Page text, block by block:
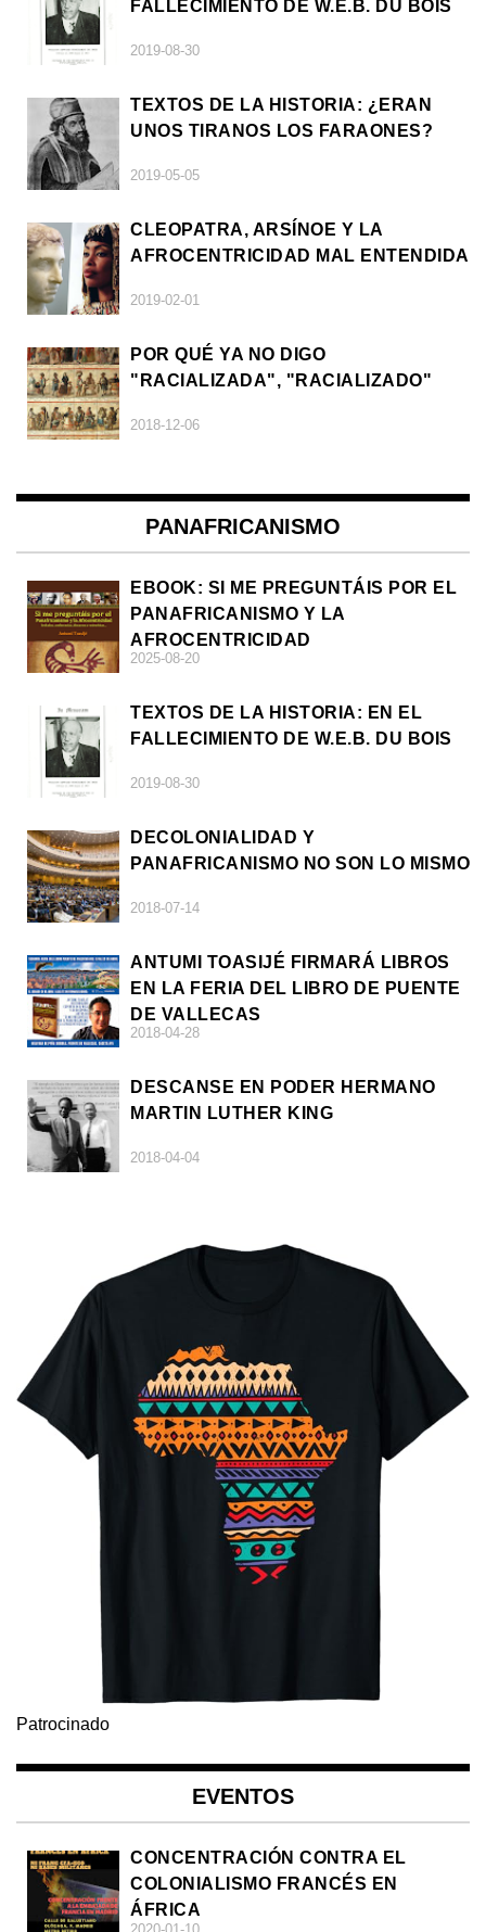
FALLECIMIENTO DE W.E.B. DU BOIS
2019-08-30
TEXTOS DE LA HISTORIA: ¿ERAN
UNOS TIRANOS LOS FARAONES?
2019-05-05
CLEOPATRA, ARSÍNOE Y LA
AFROCENTRICIDAD MAL ENTENDIDA
2019-02-01
POR QUÉ YA NO DIGO
"RACIALIZADA", "RACIALIZADO"
2018-12-06
PANAFRICANISMO
EBOOK: SI ME PREGUNTÁIS POR EL
PANAFRICANISMO Y LA
AFROCENTRICIDAD
2025-08-20
TEXTOS DE LA HISTORIA: EN EL
FALLECIMIENTO DE W.E.B. DU BOIS
2019-08-30
DECOLONIALIDAD Y
PANAFRICANISMO NO SON LO MISMO
2018-07-14
ANTUMI TOASIJÉ FIRMARÁ LIBROS
EN LA FERIA DEL LIBRO DE PUENTE
DE VALLECAS
2018-04-28
DESCANSE EN PODER HERMANO
MARTIN LUTHER KING
2018-04-04
Patrocinado
EVENTOS
CONCENTRACIÓN CONTRA EL
COLONIALISMO FRANCÉS EN
ÁFRICA